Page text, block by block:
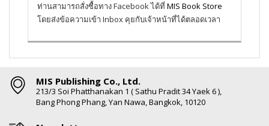
ท่านสามารถสั่งซื้อทาง Facebook ได้ที่ MIS Book Store
โดยส่งข้อความเข้า Inbox คุยกับเจ้าหน้าที่ได้ตลอดเวลา
MIS Publishing Co., Ltd.
213/3 Soi Phatthanakan 1 ( Sathu Pradit 34 Yaek 6 ),
Bang Phong Phang, Yan Nawa, Bangkok, 10120